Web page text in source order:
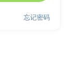
忘记密码